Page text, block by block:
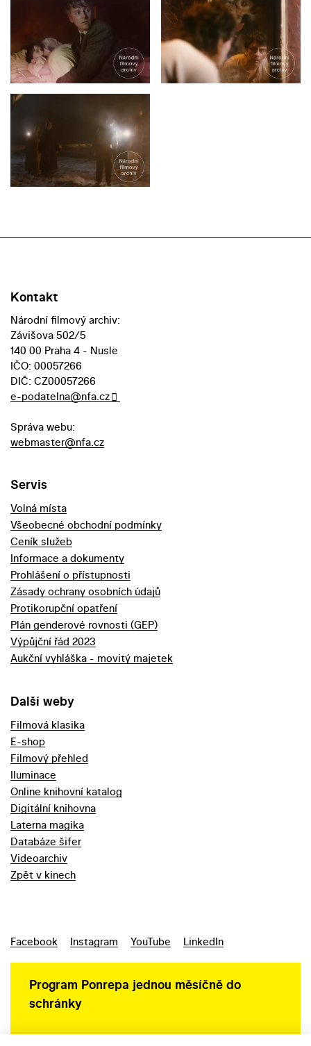
Kontakt
Národní filmový archiv:
Závišova 502/5
140 00 Praha 4 - Nusle
IČO: 00057266
DIČ: CZ00057266
e-podatelna@nfa.cz
Správa webu:
webmaster@nfa.cz
Servis
Volná místa
Všeobecné obchodní podmínky
Ceník služeb
Informace a dokumenty
Prohlášení o přístupnosti
Zásady ochrany osobních údajů
Protikorupční opatření
Plán genderové rovnosti (GEP)
Výpůjční řád 2023
Aukční vyhláška - movitý majetek
Další weby
Filmová klasika
E-shop
Filmový přehled
Iluminace
Online knihovní katalog
Digitální knihovna
Laterna magika
Databáze šifer
Videoarchiv
Zpět v kinech
Facebook Instagram YouTube LinkedIn
Program Ponrepa jednou měsíčně do
schránky